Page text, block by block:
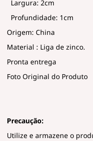
Largura: 2cm
Profundidade: 1cm
Origem: China
Material : Liga de zinco.
Pronta entrega
Foto Original do Produto
Precaução:
Utilize e armazene o